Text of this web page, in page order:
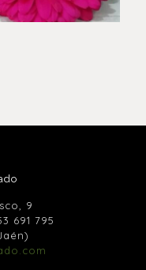
9
691 795